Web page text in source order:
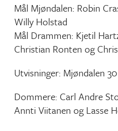
Mål Mjøndalen: Robin
Willy Holstad
Mål Drammen: Kjetil
Christian Ronten og
Utvisninger: Mjøndalen
Dommere: Carl Andre
Annti Viitanen og Lasse